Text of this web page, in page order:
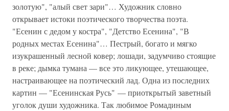
золотую", "алый свет зари"… Художник словно
открывает истоки поэтического творчества поэта.
"Есенин с дедом у костра", "Детство Есенина", "В
родных местах Есенина"… Пестрый, богато и мягко
изукрашенный лесной ковер; лошади, задумчиво стоящие
в реке; дымка тумана — все это ликующее, утешающее,
настраивающее на поэтический лад. Одна из последних
картин — "Есенинская Русь" — приоткрытый заветный
уголок души художника. Так любимое Ромадиным